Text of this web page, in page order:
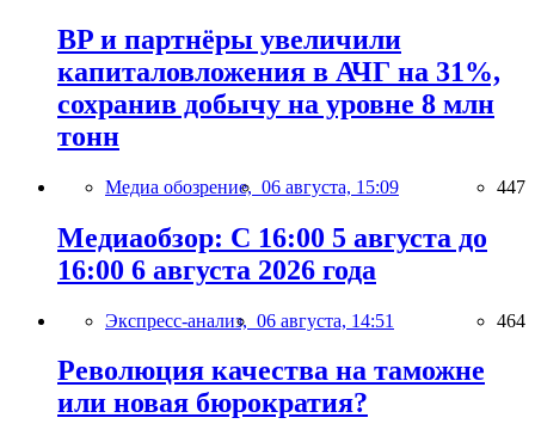
BP и партнёры увеличили
капиталовложения в АЧГ на 31%,
сохранив добычу на уровне 8 млн
тонн
Медиа обозрение, 06 августа, 15:09 447
Медиаобзор: С 16:00 5 августа до
16:00 6 августа 2026 года
Экспресс-анализ, 06 августа, 14:51 464
Революция качества на таможне
или новая бюрократия?